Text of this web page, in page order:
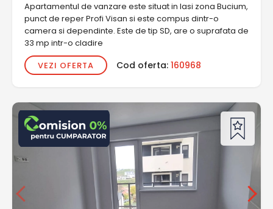
Apartamentul de vanzare este situat in Iasi zona Bucium,
punct de reper Profi Visan si este compus dintr-o
camera si dependinte. Este de tip SD, are o suprafata de
33 mp intr-o cladire
VEZI OFERTA
Cod oferta: 160968